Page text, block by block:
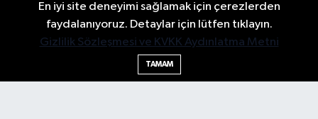
İLETİŞİM KÜNYE
Gizlilik Sözleşmesi
Yayın Politikaları ve Kullanım Şartları
Yayın İlkeleri
Hakkımızda
Okan Çakır kimdir?
BİLİM DÜNYA EĞİTİM EKONOMİ
GENEL
KÜLTÜR - SANAT
SAMSUN HABER
En iyi site deneyimi sağlamak için çerezlerden
faydalanıyoruz. Detaylar için lütfen tıklayın.
Gizlilik Sözleşmesi ve KVKK Aydınlatma Metni
TAMAM